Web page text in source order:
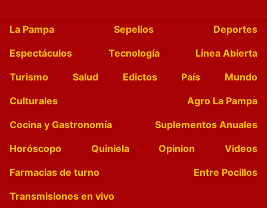
La Pampa Sepelios
Deportes
Espectáculos
Tecnología
Linea Abierta
Turismo
Salud Edictos País
Mundo
Culturales
Agro La Pampa
Cocina y Gastronomía
Suplementos Anuales
Horóscopo
Quiniela Opinion
Videos
Farmacias de turno
Entre Pocillos
Transmisiones en vivo